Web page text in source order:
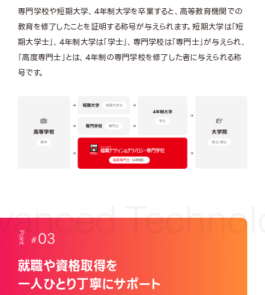
専門学校や短期大学、4年制大学を卒業すると、高等教育機関での
教育を修了したことを証明する称号が与えられます。短期大学は「短
期大学士」、 4年制大学は「学士」、専門学校は「専門士」が与えられ、
「高度専門士」とは、4年制の専門学校を修了した者に与えられる称
号です。
Point 03
就職や資格取得を
一人ひとり丁寧にサポート